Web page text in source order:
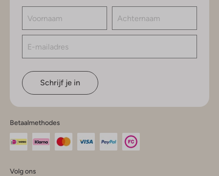
Schrijf je in
Betaalmethodes
Volg ons